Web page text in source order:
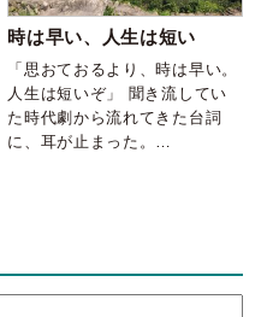
時は早い、人生は短い
「思おておるより、時は早い。
人生は短いぞ」 聞き流してい
た時代劇から流れてきた台詞
に、耳が止まった。…